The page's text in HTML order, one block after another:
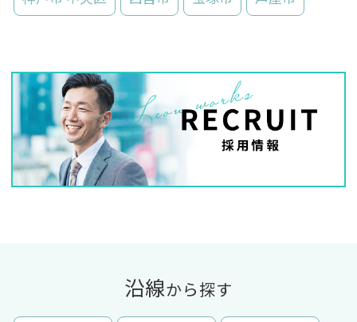
沿線から探す